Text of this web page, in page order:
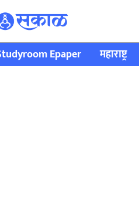
Epaper महाराष्ट्र